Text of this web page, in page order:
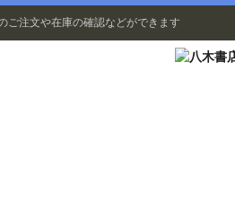
ご注文や在庫の確認などができます